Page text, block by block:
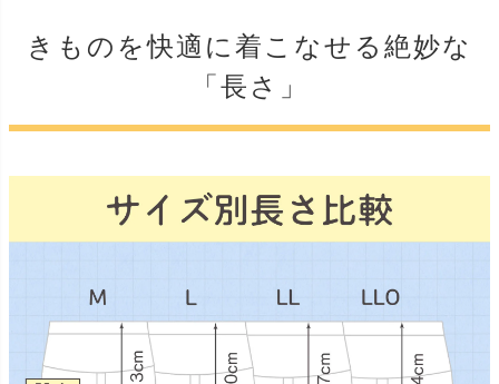
きものを快適に着こなせる絶妙な
「長さ」